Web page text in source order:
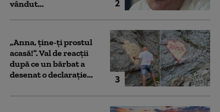
2
vândut...
3
„Anna, ţine-ţi prostul
acasă!”. Val de reacții
după ce un bărbat a
desenat o declarație...